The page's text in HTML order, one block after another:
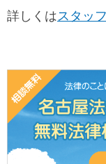
詳しくはスタッ